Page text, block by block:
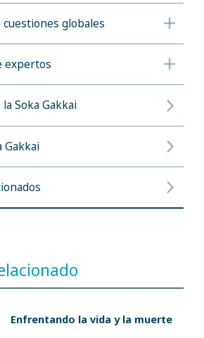
globales
expertos
Soka Gakkai
Gakkai
Enfrentando la vida y la muerte